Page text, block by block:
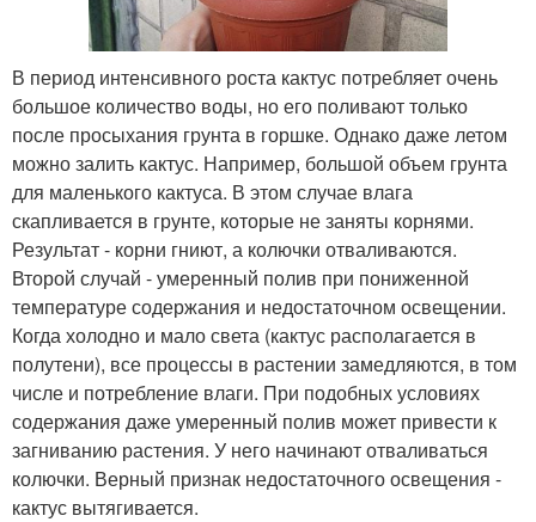
В период интенсивного роста кактус потребляет очень
большое количество воды, но его поливают только
после просыхания грунта в горшке. Однако даже летом
можно залить кактус. Например, большой объем грунта
для маленького кактуса. В этом случае влага
скапливается в грунте, которые не заняты корнями.
Результат - корни гниют, а колючки отваливаются.
Второй случай - умеренный полив при пониженной
температуре содержания и недостаточном освещении.
Когда холодно и мало света (кактус располагается в
полутени), все процессы в растении замедляются, в том
числе и потребление влаги. При подобных условиях
содержания даже умеренный полив может привести к
загниванию растения. У него начинают отваливаться
колючки. Верный признак недостаточного освещения -
кактус вытягивается.